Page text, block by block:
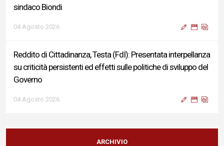
sindaco Biondi
04 Agosto 2026
Reddito di Cittadinanza, Testa (FdI): Presentata interpellanza
su criticità persistenti ed effetti sulle politiche di sviluppo del
Governo
04 Agosto 2026
Sigismondi, Liris e Testa: “Profondo cordoglio e vicinanza al
Ministro Roccella e alla sua famiglia”
ARCHIVIO